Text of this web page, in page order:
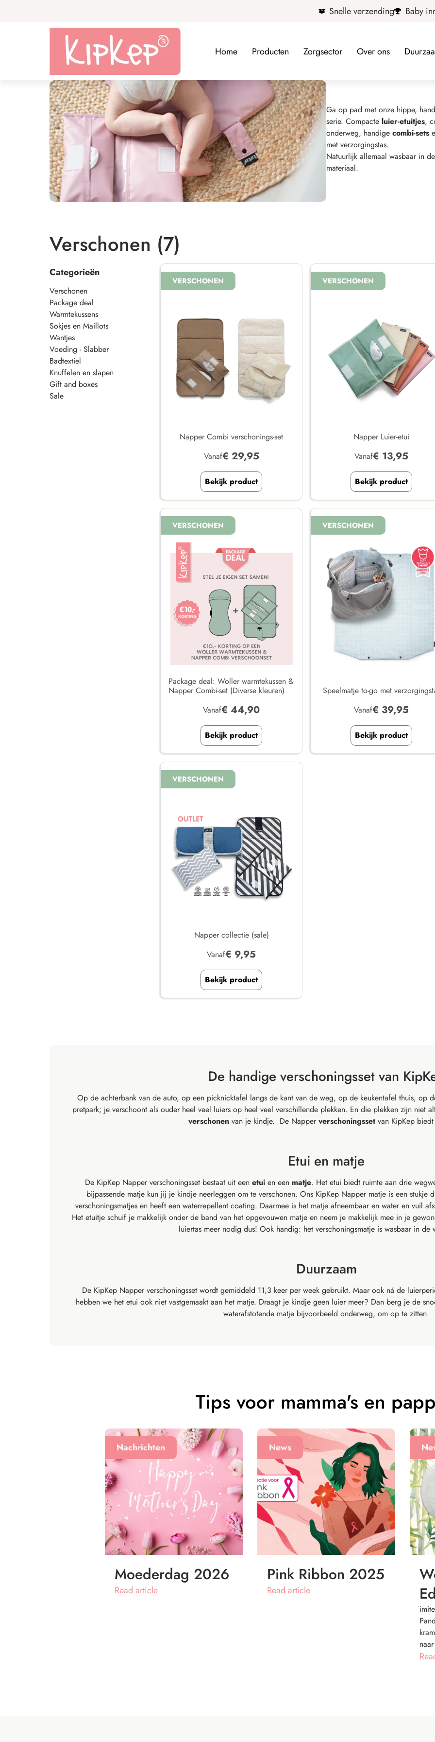
Snelle verzending Baby
Home Producten Zorgsector Over ons
Ga op pad met onze hippe,
serie. Compacte luier-etuitjes,
onderweg, handige combi-sets
met verzorgingstas.
Natuurlijk allemaal wasbaar in
materiaal.
Verschonen (7)
Categorieën
Verschonen
Package deal
Warmtekussens
Sokjes en Maillots
Wantjes
Voeding - Slabber
Badtextiel
Knuffelen en slapen
Gift and boxes
Sale
VERSCHONEN
Napper Combi verschonings-set
Vanaf€ 29,95
Bekijk product
VERSCHONEN
Napper Luier-etui
Vanaf€ 13,95
Bekijk product
VERSCHONEN
Package deal: Woller warmtekussen &
Napper Combi-set (Diverse kleuren)
Vanaf€ 44,90
Bekijk product
VERSCHONEN
Speelmatje to-go met
Vanaf€ 39,95
Bekijk product
VERSCHONEN
Napper collectie (sale)
Vanaf€ 9,95
Bekijk product
De handige verschoningsset van
Op de achterbank van de auto, op een picknicktafel langs de kant van de weg, op de keukentafel thuis, op
pretpark; je verschoont als ouder heel veel luiers op heel veel verschillende plekken. En die plekken zijn niet
verschonenvan je kindje. De Napperverschoningssetvan KipKep biedt
Etui en matje
De KipKep Napper verschoningsset bestaat uit een etuien een matje. Het etui biedt ruimte aan drie
bijpassende matje kun jij je kindje neerleggen om te verschonen. Ons KipKep Napper matje is een stukje
verschoningsmatjes en heeft een waterrepellent coating. Daarmee is het matje afneembaar en water en vuil
Het etuitje schuif je makkelijk onder de band van het opgevouwen matje en neem je makkelijk mee in je
luiertas meer nodig dus! Ook handig: het verschoningsmatje is wasbaar in de
Duurzaam
De KipKep Napper verschoningsset wordt gemiddeld 11,3 keer per week gebruikt. Maar ook ná de
hebben we het etui ook niet vastgemaakt aan het matje. Draagt je kindje geen luier meer? Dan berg je de
waterafstotende matje bijvoorbeeld onderweg, om op te zitten.
Tips voor mamma's en
Nachrichten
Moederdag 2026
Read article
News
Pink Ribbon 2025
Read article